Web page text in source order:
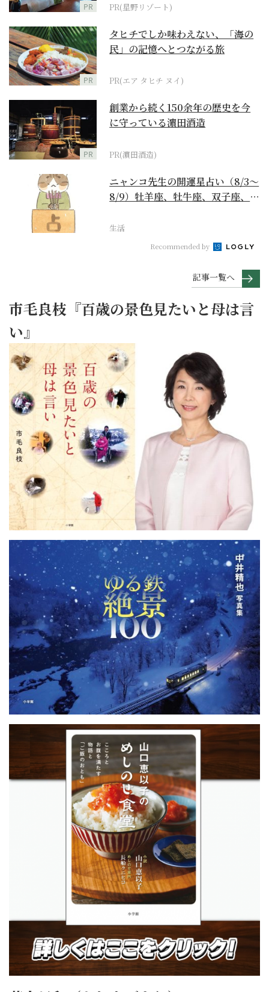
PR PR(星野リゾート)
PR
タヒチでしか味わえない、「海の
民」の記憶へとつながる旅
PR(エア タヒチ ヌイ)
PR
創業から続く150余年の歴史を今
に守っている濵田酒造
PR(濵田酒造)
ニャンコ先生の開運星占い（8/3～
8/9）牡羊座、牡牛座、双子座、蟹
生活
Recommended by
記事一覧へ
市毛良枝『百歳の景色見たいと母は言
い』